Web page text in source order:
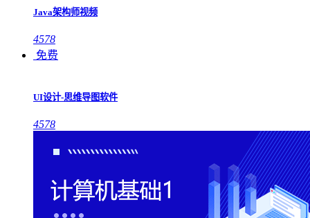
Java架构师视频
4578
免费
UI设计-思维导图软件
4578